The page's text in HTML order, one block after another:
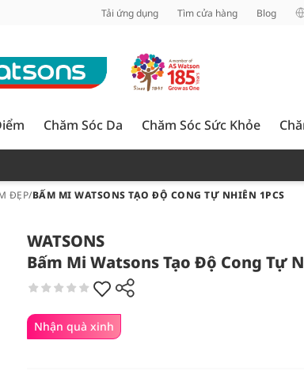
Tải ứng dụng Tìm cửa hàng Blog
Chăm Sóc Da Chăm Sóc Sức Khỏe
ĐẸP/BẤM MI WATSONS TẠO ĐỘ CONG TỰ NHIÊN 1PCS
WATSONS
Bấm Mi Watsons Tạo Độ Cong Tự
Nhận quà xinh